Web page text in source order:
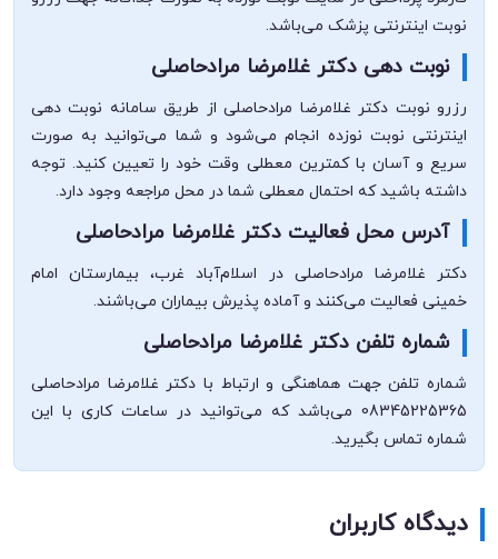
نوبت اینترنتی پزشک می‌باشد.
نوبت دهی دکتر غلامرضا مرادحاصلی
رزرو نوبت دکتر غلامرضا مرادحاصلی از طریق سامانه نوبت دهی
اینترنتی نوبت نوزده انجام می‌شود و شما می‌توانید به صورت
سریع و آسان با کمترین معطلی وقت خود را تعیین کنید. توجه
داشته باشید که احتمال معطلی شما در محل مراجعه وجود دارد.
آدرس محل فعالیت دکتر غلامرضا مرادحاصلی
دکتر غلامرضا مرادحاصلی در اسلام‌آباد غرب، بیمارستان امام
خمینی فعالیت می‌کنند و آماده پذیرش بیماران می‌باشند.
شماره تلفن دکتر غلامرضا مرادحاصلی
شماره تلفن جهت هماهنگی و ارتباط با دکتر غلامرضا مرادحاصلی
08345225365 می‌باشد که می‌توانید در ساعات کاری با این
شماره تماس بگیرید.
دیدگاه کاربران